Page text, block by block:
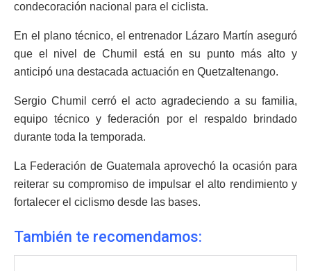
condecoración nacional para el ciclista.
En el plano técnico, el entrenador Lázaro Martín aseguró
que el nivel de Chumil está en su punto más alto y
anticipó una destacada actuación en Quetzaltenango.
Sergio Chumil cerró el acto agradeciendo a su familia,
equipo técnico y federación por el respaldo brindado
durante toda la temporada.
La Federación de Guatemala aprovechó la ocasión para
reiterar su compromiso de impulsar el alto rendimiento y
fortalecer el ciclismo desde las bases.
También te recomendamos: